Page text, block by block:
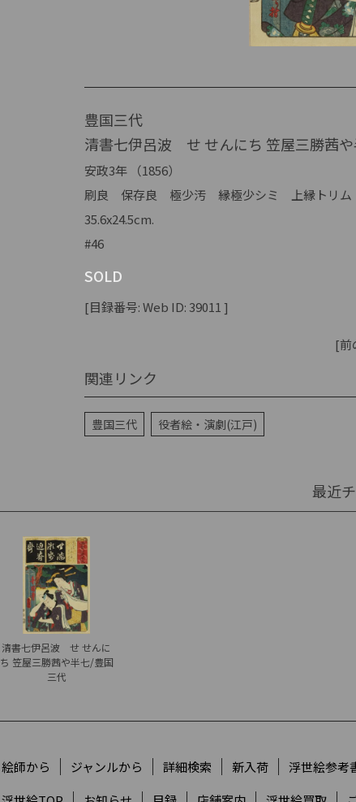
豊国三代
清書七伊呂波 せ せんにち 笠屋三勝茜
安政3年 （1856）
刷良 保存良 極少汚 縁極少シミ 上縁トリム
35.6x24.5cm.
#46
SOLD
[目録番号: Web ID: 39011 ]
[前
関連リンク
豊国三代 役者絵・演劇(江戸)
最近
清書七伊呂波 せ せんに
ち 笠屋三勝茜や半七/豊国
三代
絵師から ジャンルから 詳細検索 新入荷
浮世絵参考